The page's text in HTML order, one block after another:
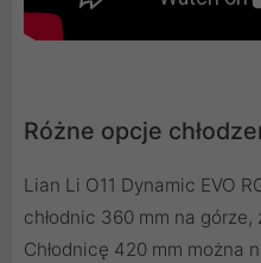
Różne opcje
Lian Li O11 Dynamic EVO
chłodnic 360 mm na
Chłodnicę 420 mm można